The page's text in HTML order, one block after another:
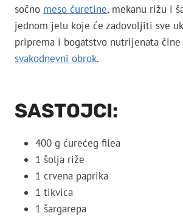
sočno meso ćuretine, mekanu rižu i
jednom jelu koje će zadovoljiti sve
priprema i bogatstvo nutrijenata
svakodnevni obrok.
SASTOJCI:
400 g ćurećeg filea
1 šolja riže
1 crvena paprika
1 tikvica
1 šargarepa